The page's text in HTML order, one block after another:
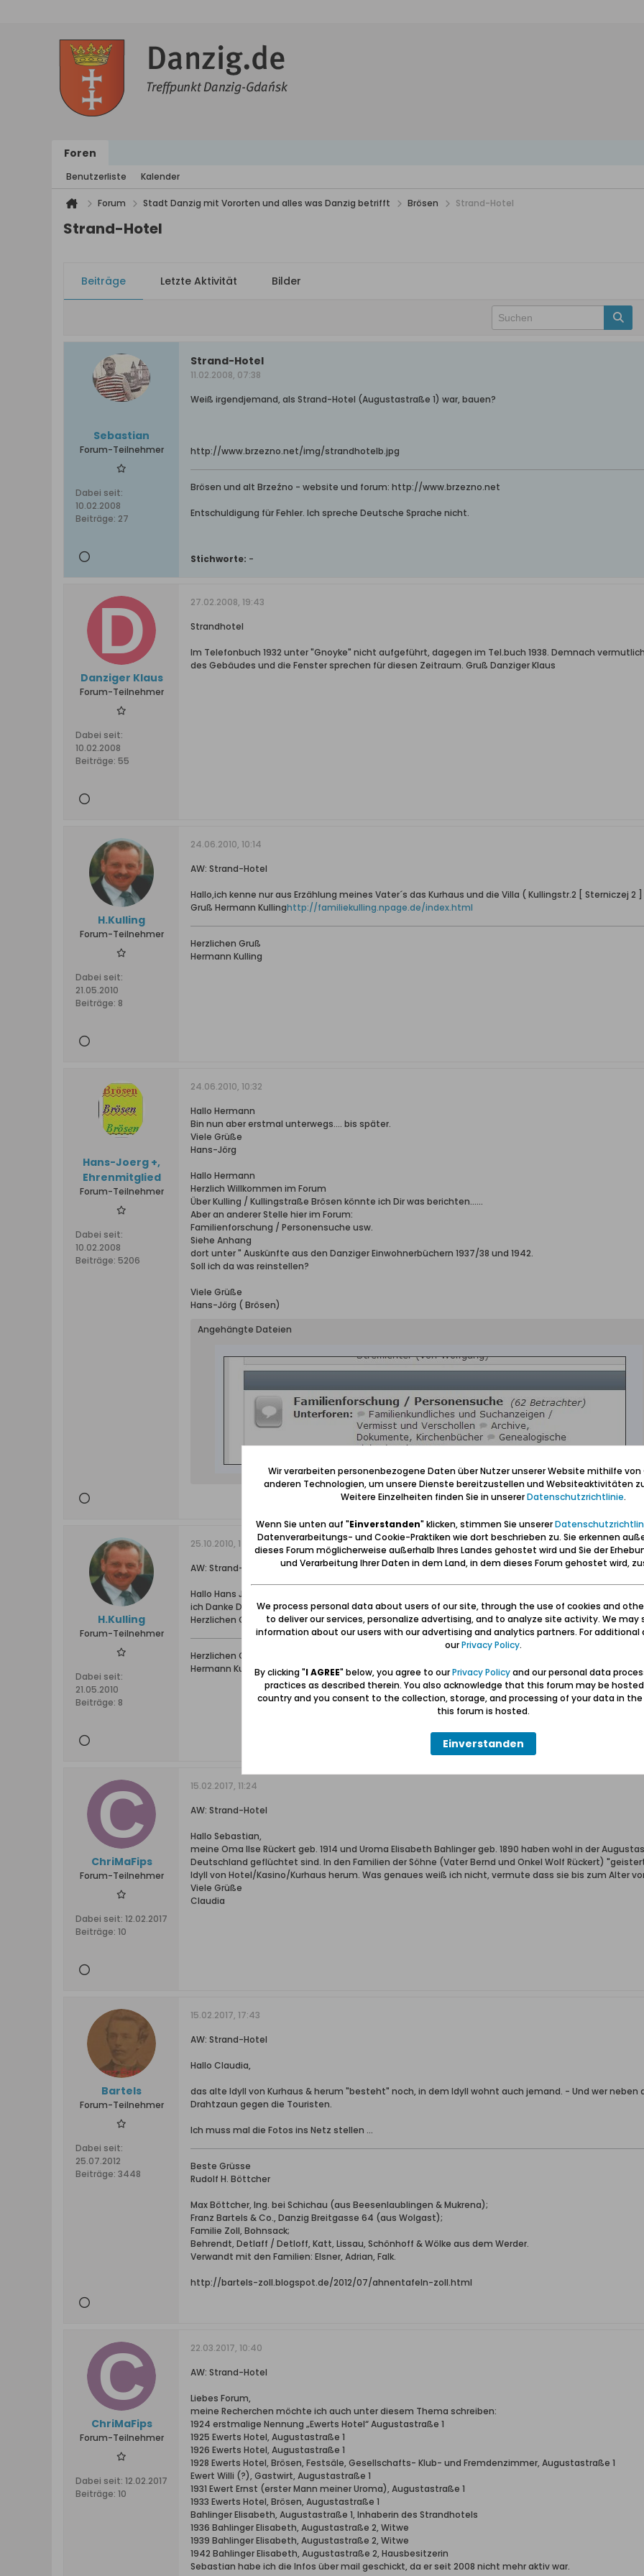
Foren
Benutzerliste Kalender
Forum Stadt Danzig mit Vororten und alles was Danzig betrifft Brösen Strand-Hotel
Strand-Hotel
Beiträge Letzte Aktivität Bilder
Sebastian
Forum-Teilnehmer
Dabei seit:
10.02.2008
Beiträge: 27
Strand-Hotel
11.02.2008, 07:38
Weiß irgendjemand, als Strand-Hotel (Augustastraße 1) war, bauen?
http://www.brzezno.net/img/strandhotelb.jpg
Brösen und alt Brzeźno - website und forum: http://www.brzezno.net
Entschuldigung für Fehler. Ich spreche Deutsche Sprache nicht.
Stichworte: -
Danziger Klaus
Forum-Teilnehmer
Dabei seit:
10.02.2008
Beiträge: 55
27.02.2008, 19:43
Strandhotel
Im Telefonbuch 1932 unter "Gnoyke" nicht aufgeführt, dagegen im Tel.buch 1938. Demnach
des Gebäudes und die Fenster sprechen für diesen Zeitraum. Gruß Danziger Klaus
H.Kulling
Forum-Teilnehmer
Dabei seit:
21.05.2010
Beiträge: 8
24.06.2010, 10:14
AW: Strand-Hotel
Hallo,ich kenne nur aus Erzählung meines Vater´s das Kurhaus und die Villa ( Kullingstr.2 [ Sterniczej 2
Gruß Hermann Kullinghttp://familiekulling.npage.de/index.html
Herzlichen Gruß
Hermann Kulling
Hans-Joerg +,
Ehrenmitglied
Forum-Teilnehmer
Dabei seit:
10.02.2008
Beiträge: 5206
24.06.2010, 10:32
Hallo Hermann
Bin nun aber erstmal unterwegs.... bis später.
Viele Grüße
Hans-Jörg
Hallo Hermann
Herzlich Willkommen im Forum
Über Kulling / Kullingstraße Brösen könnte ich Dir was berichten......
Aber an anderer Stelle hier im Forum:
Familienforschung / Personensuche usw.
Siehe Anhang
dort unter " Auskünfte aus den Danziger Einwohnerbüchern 1937/38 und 1942.
Soll ich da was reinstellen?
Viele Grüße
Hans-Jörg ( Brösen)
Angehängte Dateien
H.Kulling
Forum-Teilnehmer
Dabei seit:
21.05.2010
Beiträge: 8
25.10.2010, 14:05
AW: Strand-Hotel
Hallo Hans Jörg,
ich Danke Dir recht herzlich, stell gerne etwas unter vorgeschlagener Rubrik rein.
Herzlichen Gruß Hermann
Herzlichen Gruß
Hermann Kulling
ChriMaFips
Forum-Teilnehmer
Dabei seit: 12.02.2017
Beiträge: 10
15.02.2017, 11:24
AW: Strand-Hotel
Hallo Sebastian,
meine Oma Ilse Rückert geb. 1914 und Uroma Elisabeth Bahlinger geb. 1890 haben wohl in der
Deutschland geflüchtet sind. In den Familien der Söhne (Vater Bernd und Onkel Wolf Rückert)
Idyll von Hotel/Kasino/Kurhaus herum. Was genaues weiß ich nicht, vermute dass sie bis zum Alter
Viele Grüße
Claudia
Bartels
Forum-Teilnehmer
Dabei seit:
25.07.2012
Beiträge: 3448
15.02.2017, 17:43
AW: Strand-Hotel
Hallo Claudia,
das alte Idyll von Kurhaus & herum "besteht" noch, in dem Idyll wohnt auch jemand. - Und wer
Drahtzaun gegen die Touristen.
Ich muss mal die Fotos ins Netz stellen ...
Beste Grüsse
Rudolf H. Böttcher
Max Böttcher, Ing. bei Schichau (aus Beesenlaublingen & Mukrena);
Franz Bartels & Co., Danzig Breitgasse 64 (aus Wolgast);
Familie Zoll, Bohnsack;
Behrendt, Detlaff / Detloff, Katt, Lissau, Schönhoff & Wölke aus dem Werder.
Verwandt mit den Familien: Elsner, Adrian, Falk.
http://bartels-zoll.blogspot.de/2012/07/ahnentafeln-zoll.html
ChriMaFips
Forum-Teilnehmer
Dabei seit: 12.02.2017
Beiträge: 10
22.03.2017, 10:40
AW: Strand-Hotel
Liebes Forum,
meine Recherchen möchte ich auch unter diesem Thema schreiben:
1924 erstmalige Nennung „Ewerts Hotel“ Augustastraße 1
1925 Ewerts Hotel, Augustastraße 1
1926 Ewerts Hotel, Augustastraße 1
1928 Ewerts Hotel, Brösen, Festsäle, Gesellschafts- Klub- und Fremdenzimmer, Augustastraße 1
Ewert Willi (?), Gastwirt, Augustastraße 1
1931 Ewert Ernst (erster Mann meiner Uroma), Augustastraße 1
1933 Ewerts Hotel, Brösen, Augustastraße 1
Bahlinger Elisabeth, Augustastraße 1, Inhaberin des Strandhotels
1936 Bahlinger Elisabeth, Augustastraße 2, Witwe
1939 Bahlinger Elisabeth, Augustastraße 2, Witwe
1942 Bahlinger Elisabeth, Augustastraße 2, Hausbesitzerin
Sebastian habe ich die Infos über mail geschickt, da er seit 2008 nicht mehr aktiv war.
Wir verarbeiten personenbezogene Daten über Nutzer unserer Website mithilfe von
anderen Technologien, um unsere Dienste bereitzustellen und Websiteaktivitäten
Weitere Einzelheiten finden Sie in unsererDatenschutzrichtlinie.
Wenn Sie unten auf "Einverstanden" klicken, stimmen Sie unserer
Datenverarbeitungs- und Cookie-Praktiken wie dort beschrieben zu. Sie erkennen
dieses Forum möglicherweise außerhalb Ihres Landes gehostet wird und Sie der
und Verarbeitung Ihrer Daten in dem Land, in dem dieses Forum gehostet wird,
We process personal data about users of our site, through the use of cookies and
to deliver our services, personalize advertising, and to analyze site activity. We may
information about our users with our advertising and analytics partners. For additional
ourPrivacy Policy.
By clicking "I AGREE" below, you agree to ourPrivacy Policyand our personal data
practices as described therein. You also acknowledge that this forum may be
country and you consent to the collection, storage, and processing of your data in
this forum is hosted.
Einverstanden